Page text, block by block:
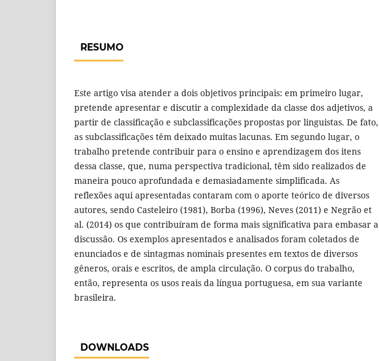
RESUMO
Este artigo visa atender a dois objetivos principais: em primeiro lugar,
pretende apresentar e discutir a complexidade da classe dos adjetivos, a
partir de classificação e subclassificações propostas por linguistas. De fato,
as subclassificações têm deixado muitas lacunas. Em segundo lugar, o
trabalho pretende contribuir para o ensino e aprendizagem dos itens
dessa classe, que, numa perspectiva tradicional, têm sido realizados de
maneira pouco aprofundada e demasiadamente simplificada. As
reflexões aqui apresentadas contaram com o aporte teórico de diversos
autores, sendo Casteleiro (1981), Borba (1996), Neves (2011) e Negrão et
al. (2014) os que contribuíram de forma mais significativa para embasar a
discussão. Os exemplos apresentados e analisados foram coletados de
enunciados e de sintagmas nominais presentes em textos de diversos
gêneros, orais e escritos, de ampla circulação. O corpus do trabalho,
então, representa os usos reais da língua portuguesa, em sua variante
brasileira.
DOWNLOADS